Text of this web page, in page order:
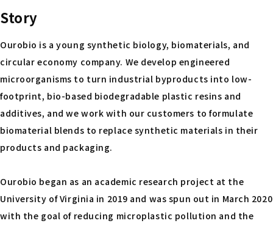
Story
Ourobio is a young synthetic biology, biomaterials, and
circular economy company. We develop engineered
microorganisms to turn industrial byproducts into low-
footprint, bio-based biodegradable plastic resins and
additives, and we work with our customers to formulate
biomaterial blends to replace synthetic materials in their
products and packaging.
Ourobio began as an academic research project at the
University of Virginia in 2019 and was spun out in March 2020
with the goal of reducing microplastic pollution and the